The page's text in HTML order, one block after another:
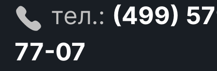
тел.: (499)
77-07